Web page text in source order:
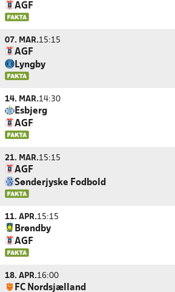
AGF
07. MAR.15:15
AGF
Lyngby
14. MAR.14:30
Esbjerg
AGF
21. MAR.15:15
AGF
Sønderjyske Fodbold
11. APR.15:15
Brøndby
AGF
18. APR.16:00
FC Nordsjælland